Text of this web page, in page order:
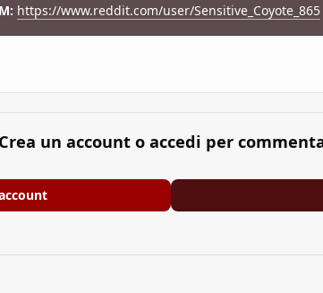
https://www.reddit.com/user/Sensitive_Coyote_865
Crea un account o accedi per